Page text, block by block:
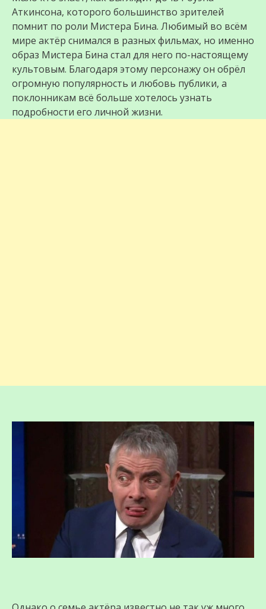
Аткинсона, которого большинство зрителей
помнит по роли Мистера Бина. Любимый во всём
мире актёр снимался в разных фильмах, но именно
образ Мистера Бина стал для него по-настоящему
культовым. Благодаря этому персонажу он обрёл
огромную популярность и любовь публики, а
поклонникам всё больше хотелось узнать
подробности его личной жизни.